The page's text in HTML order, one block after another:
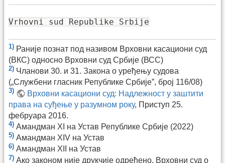
Vrhovni sud Republike Srbije
1) Раније познат под називом Врховни касациони суд
(ВКС) односно Врховни суд Србије (ВСС)
2) Чланови 30. и 31. Закона о уређењу судова
(„Службени гласник Републике Србије”, број 116/08)
3)
Врховни касациони суд: Надлежност у заштити
права на суђење у разумном року, Приступ 25.
фебруара 2016.
4) Амандман XI на Устав Републике Србије (2022)
5) Амандман XIV на Устав
6) Амандман XII на Устав
7) Ако законом није друкчије одређено, Врховни суд о